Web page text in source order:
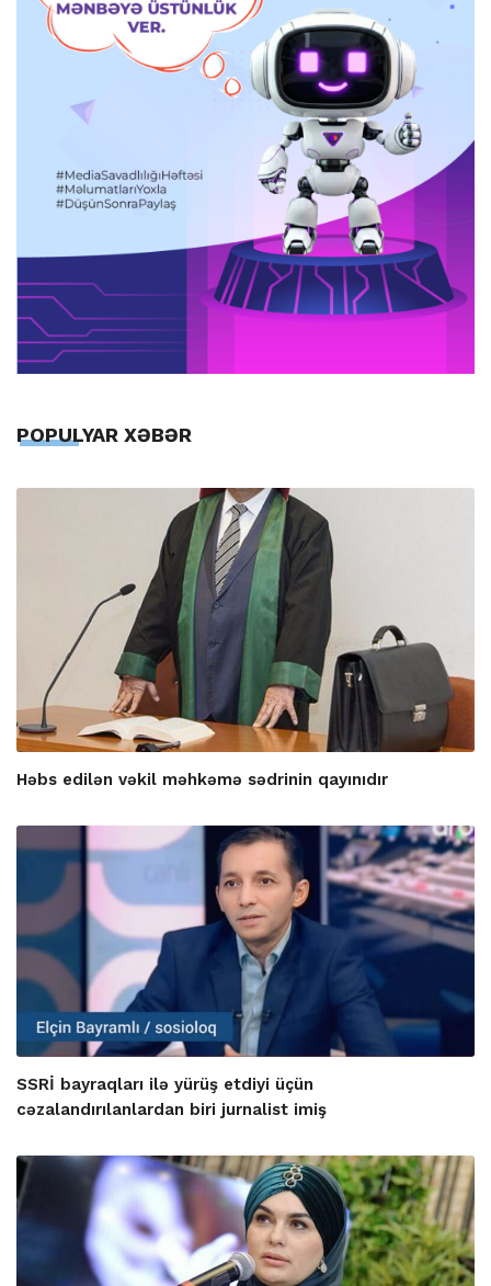
POPULYAR XƏBƏR
Həbs edilən vəkil məhkəmə sədrinin qayınıdır
SSRİ bayraqları ilə yürüş etdiyi üçün
cəzalandırılanlardan biri jurnalist imiş